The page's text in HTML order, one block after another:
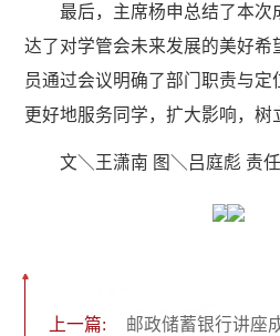
最后，主席杨申总结了本次
达了对学管会未来发展的美好希
员通过会议明确了部门职责与
更好地服务同学，扩大影响，树
文＼王潇南 图＼吕庭彪 责
上一篇: 邮政储蓄银行讲座